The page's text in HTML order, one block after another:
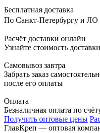
Бесплатная доставка
По Санкт-Петербургу и ЛО
Расчёт доставки онлайн
Узнайте стоимость
Самовывоз завтра
Забрать заказ
после его оплаты
Оплата
Безналичная оплата по
Получить оптовые цены
ГлавКреп — оптовая